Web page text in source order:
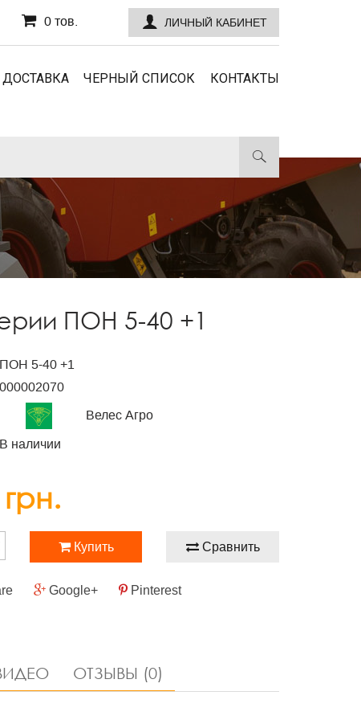
0 тов. ЛИЧНЫЙ КАБИНЕТ
ЧЕРНЫЙ СПИСОК КОНТАКТЫ
ПОН 5-40 +1
ПОН 5-40 +1
000002070
Велес Агро
В наличии
Купить Сравнить
Google+ Pinterest
ОТЗЫВЫ (0)